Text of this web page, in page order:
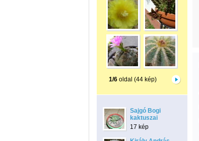
1/6oldal (44 kép)
Sajgó Bogi
kaktuszai
17 kép